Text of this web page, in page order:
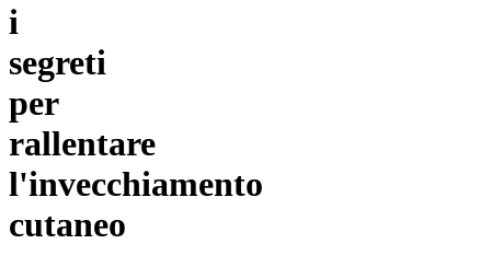
i
segreti
per
rallentare
l'invecchiamento
cutaneo